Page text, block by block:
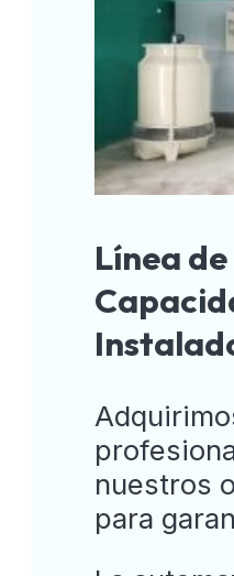
Línea
nuestros
para